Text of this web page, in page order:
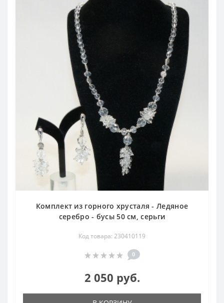
Комплект из горного хрусталя - Ледяное
серебро - бусы 50 см, серьги
Код товара: 230410119
0
2 050 руб.